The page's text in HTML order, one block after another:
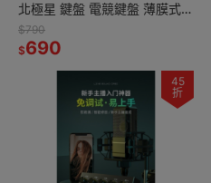
北極星 鍵盤 電競鍵盤 薄膜式鍵
盤
$790
$690
45
折